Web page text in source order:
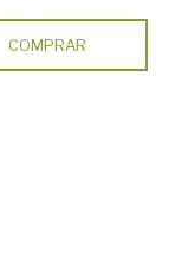
COMPRAR